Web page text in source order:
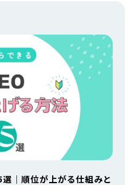
｜順位が上がる仕組みと